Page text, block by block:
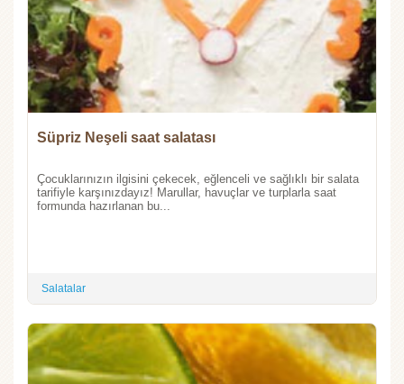
Süpriz Neşeli saat salatası
Çocuklarınızın ilgisini çekecek, eğlenceli ve sağlıklı bir salata
tarifiyle karşınızdayız! Marullar, havuçlar ve turplarla saat
formunda hazırlanan bu...
Salatalar